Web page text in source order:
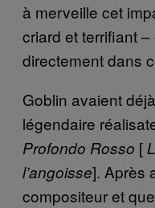
à merveille cet
criard et terrifiant
directement dans
Goblin avaient
légendaire
Profondo Rosso [
l’angoisse]. Après
compositeur et